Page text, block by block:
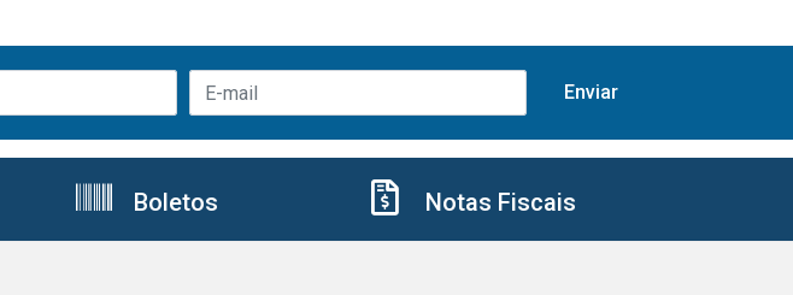
Boletos Notas Fiscais